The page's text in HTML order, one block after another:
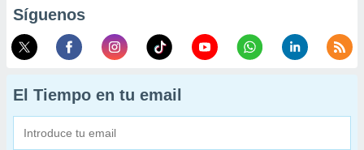
Síguenos
El Tiempo en tu email